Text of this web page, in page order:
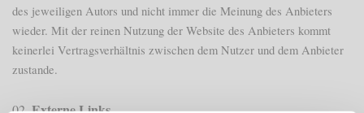
des jeweiligen Autors und nicht immer die Meinung des Anbieters
wieder. Mit der reinen Nutzung der Website des Anbieters kommt
keinerlei Vertragsverhältnis zwischen dem Nutzer und dem Anbieter
zustande.
02.